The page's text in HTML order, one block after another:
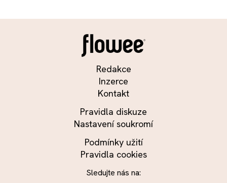
Redakce
Inzerce
Kontakt
Pravidla diskuze
Nastavení soukromí
Podmínky užití
Pravidla cookies
Sledujte nás na: